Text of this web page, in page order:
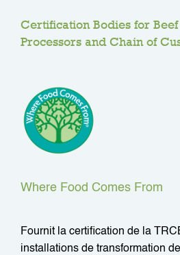
Certification Bodies for Beef
Processors and Chain of
Where Food Comes From
Fournit la certification de la
installations de transformation